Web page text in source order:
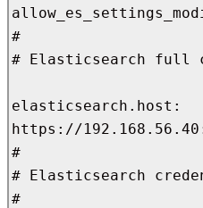
#
# Elasticsearch full
elasticsearch.host:
https://
#
# Elasticsearch
#